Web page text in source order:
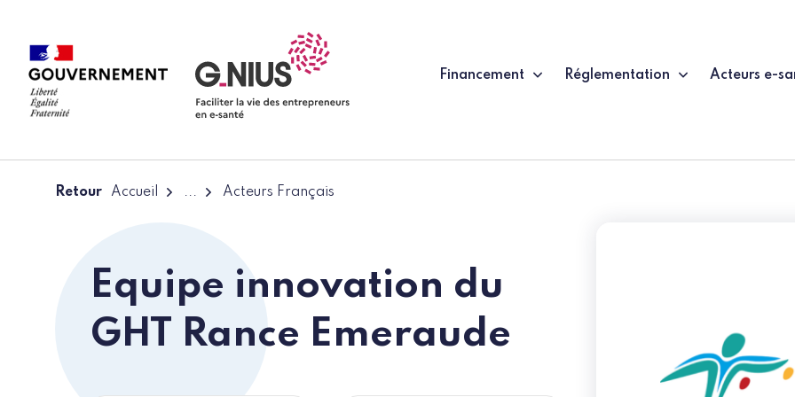
Financement Réglementation Acteurs e-
Retour Accueil ... Acteurs Français
Equipe innovation du
GHT Rance Emeraude